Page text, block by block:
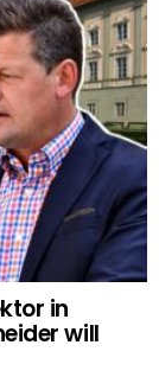
in
will